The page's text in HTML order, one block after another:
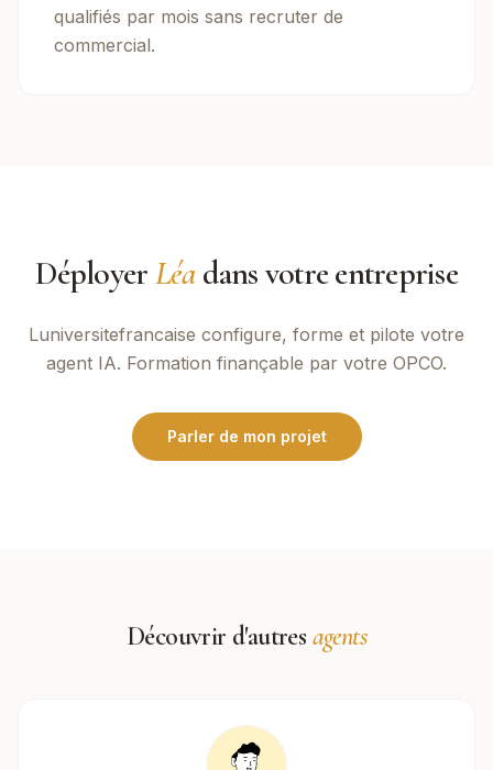
qualifiés par mois sans recruter de
commercial.
DéployerLéadans votre entreprise
Luniversitefrancaise configure, forme et pilote votre
agent IA. Formation finançable par votre OPCO.
Parler de mon projet
Découvrir d'autres agents